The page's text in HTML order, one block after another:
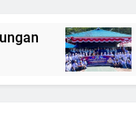
Cetak Pemimpin